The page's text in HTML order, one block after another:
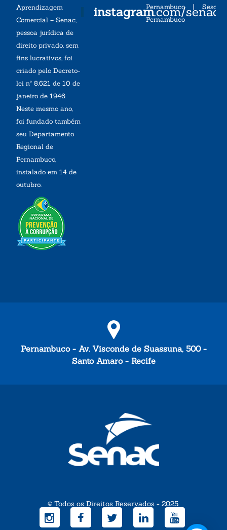
Aprendizagem
Comercial – Senac,
pessoa jurídica de
direito privado, sem
fins lucrativos, foi
criado pelo Decreto-
lei nº 8.621 de 10 de
janeiro de 1946.
Neste mesmo ano,
foi fundado também
seu Departamento
Regional de
Pernambuco,
instalado em 14 de
outubro.
instagram.com/
Pernambuco| Sesc
Pernambuco
Pernambuco - Av. Visconde de Suassuna, 500 -
Santo Amaro - Recife
© Todos os Direitos Reservados - 2025.